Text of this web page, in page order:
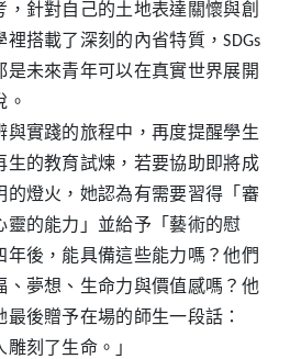
針對自己的土地表達關懷與創
搭載了深刻的內省特質，SDGs
未來青年可以在真實世界展開
。
與實踐的旅程中，再度提醒學生
生的教育試煉，若要協助即將成
的燈火，她認為有需要習得「審
靈的能力」並給予「藝術的慰
後，能具備這些能力嗎？他們
、夢想、生命力與價值感嗎？他
後贈予在場的師生一段話：
雕刻了生命。」